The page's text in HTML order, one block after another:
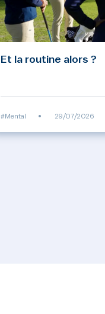
Et la routine alors ?
#Mental • 29/07/2026